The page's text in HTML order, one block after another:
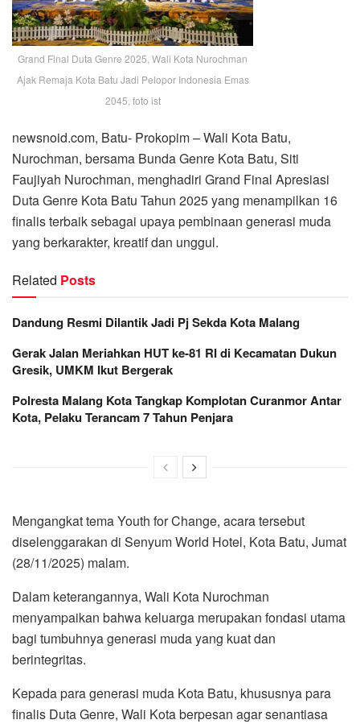
Grand Final Duta Genre 2025, Wali Kota Nurochman
Ajak Remaja Kota Batu Jadi Pelopor Indonesia Emas
2045, foto ist
newsnoid.com, Batu- Prokopim – Wali Kota Batu,
Nurochman, bersama Bunda Genre Kota Batu, Siti
Faujiyah Nurochman, menghadiri Grand Final Apresiasi
Duta Genre Kota Batu Tahun 2025 yang menampilkan 16
finalis terbaik sebagai upaya pembinaan generasi muda
yang berkarakter, kreatif dan unggul.
Related Posts
Dandung Resmi Dilantik Jadi Pj Sekda Kota Malang
Gerak Jalan Meriahkan HUT ke-81 RI di Kecamatan Dukun
Gresik, UMKM Ikut Bergerak
Polresta Malang Kota Tangkap Komplotan Curanmor Antar
Kota, Pelaku Terancam 7 Tahun Penjara
Mengangkat tema Youth for Change, acara tersebut
diselenggarakan di Senyum World Hotel, Kota Batu, Jumat
(28/11/2025) malam.
Dalam keterangannya, Wali Kota Nurochman
menyampaikan bahwa keluarga merupakan fondasi utama
bagi tumbuhnya generasi muda yang kuat dan
berintegritas.
Kepada para generasi muda Kota Batu, khususnya para
finalis Duta Genre, Wali Kota berpesan agar senantiasa